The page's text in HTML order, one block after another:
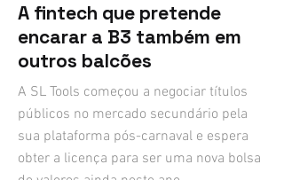
A fintech que pretende
encarar a B3 também em
outros balcões
A SL Tools começou a negociar títulos
públicos no mercado secundário pela
sua plataforma pós-carnaval e espera
obter a licença para ser uma nova bolsa